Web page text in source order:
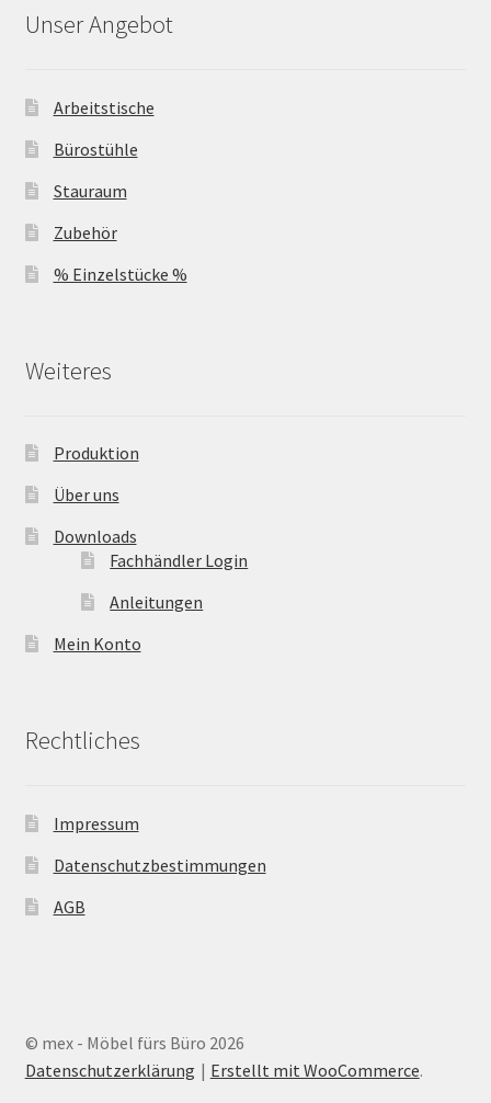
Unser Angebot
Arbeitstische
Bürostühle
Stauraum
Zubehör
% Einzelstücke %
Weiteres
Produktion
Über uns
Downloads
Fachhändler Login
Anleitungen
Mein Konto
Rechtliches
Impressum
Datenschutzbestimmungen
AGB
© mex - Möbel fürs Büro 2026
Datenschutzerklärung
Erstellt mit WooCommerce.